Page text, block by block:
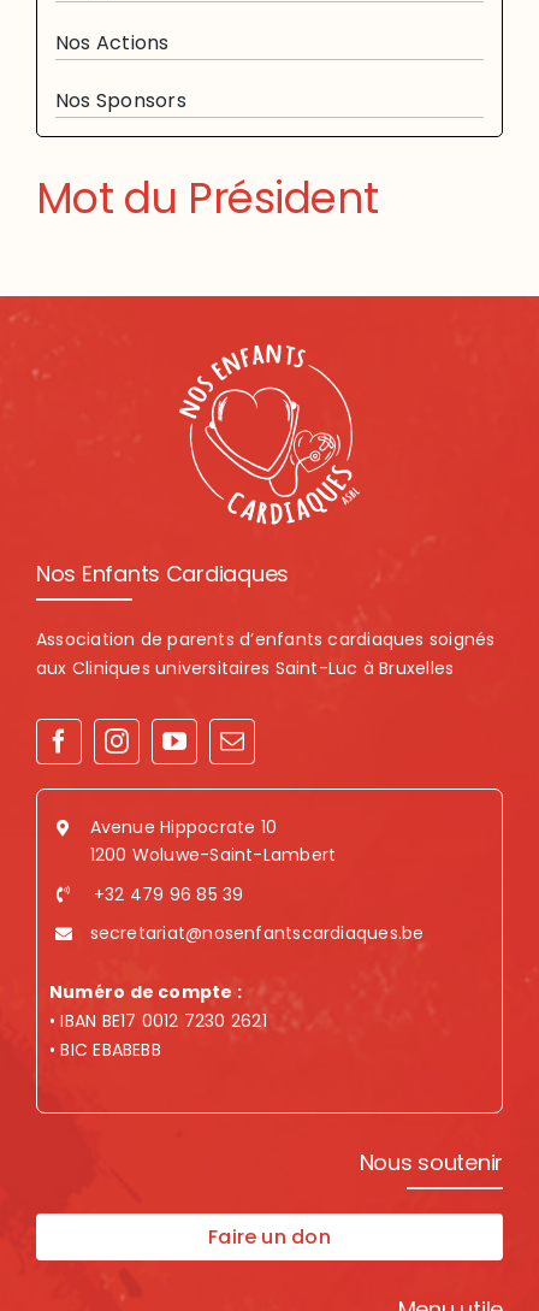
Nos Actions
Nos Sponsors
Mot du Président
Nos Enfants Cardiaques
Association de parents d’enfants cardiaques soignés
aux Cliniques universitaires Saint-Luc à Bruxelles
Avenue Hippocrate 10
1200 Woluwe-Saint-Lambert
+32 479 96 85 39
secretariat@nosenfantscardiaques.be
Numéro de compte :
• IBAN BE17 0012 7230 2621
• BIC EBABEBB
Nous soutenir
Faire un don